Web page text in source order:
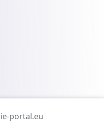
portal.eu